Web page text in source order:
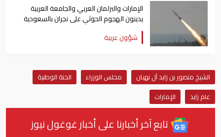
الإمارات والبرلمان العربي والجامعة العربية
يدينون الهجوم الحوثي على نجران بالسعودية
شؤون عربية
الشيخ منصور بن زايد آل نهيان مجلس الوزراء
الجنة الوطنية
عام زايد
الإمارات
تابع آخر أخبارنا على أخبار غوغول نيوز